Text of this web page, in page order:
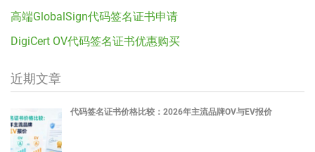
高端GlobalSign代码签名证书申请
DigiCert OV代码签名证书优惠购买
近期文章
代码签名证书价格比较：2026年主流品牌OV与EV报价